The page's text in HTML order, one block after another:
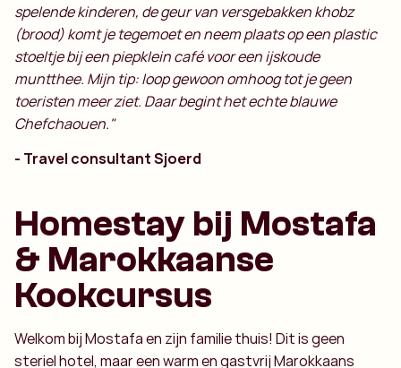
spelende kinderen, de geur van versgebakken khobz
(brood) komt je tegemoet en neem plaats op een plastic
stoeltje bij een piepklein café voor een ijskoude
muntthee. Mijn tip: loop gewoon omhoog tot je geen
toeristen meer ziet. Daar begint het echte blauwe
Chefchaouen."
- Travel consultant Sjoerd
Homestay bij Mostafa
& Marokkaanse
Kookcursus
Welkom bij Mostafa en zijn familie thuis! Dit is geen
steriel hotel, maar een warm en gastvrij Marokkaans